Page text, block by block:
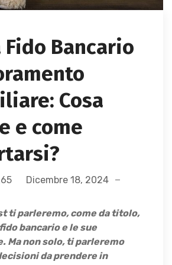
Fido Bancario
Cosa
e come
Dicembre 18, 2024
ti parleremo, come da titolo,
bancario e le sue
Ma non solo, ti parleremo
da prendere in